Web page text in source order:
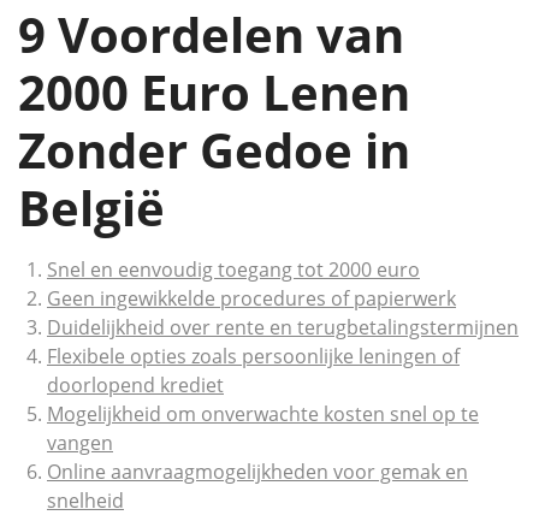
9 Voordelen van
2000 Euro Lenen
Zonder Gedoe in
België
Snel en eenvoudig toegang tot 2000 euro
Geen ingewikkelde procedures of papierwerk
Duidelijkheid over rente en terugbetalingstermijnen
Flexibele opties zoals persoonlijke leningen of
doorlopend krediet
Mogelijkheid om onverwachte kosten snel op te
vangen
Online aanvraagmogelijkheden voor gemak en
snelheid